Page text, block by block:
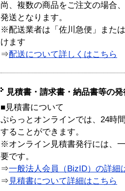
尚、複数の商品をご注文の場合
発送となります。
※配送業者は「佐川急便」また
けます
⇒配送について詳しくはこちら
見積書・請求書・納品書等の
■見積書について
ぷらっとオンラインでは、24時
することができます。
※オンライン見積書発行には、
要です。
⇒一般法人会員（BizID）の詳細
⇒ 見積書について詳細はこちら